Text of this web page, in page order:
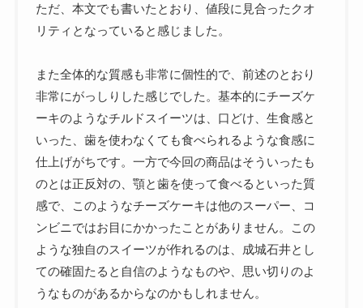
ただ、本文でも書いたとおり、値段に見合ったクオ
リティとなっていると感じました。
また全体的な質感も非常に個性的で、前述のとおり
非常にがっしりした感じでした。基本的にチーズケ
ーキのようなチルドスイーツは、口どけ、生食感と
いった、歯を使わなくても食べられるような食感に
仕上げがちです。一方で今回の商品はそういったも
のとは正反対の、顎と歯を使って食べるといった質
感で、このようなチーズケーキは他のスーパー、コ
ンビニではお目にかかったことがありません。この
ような独自のスイーツが作れるのは、成城石井とし
ての確固たると自信のようなものや、思い切りのよ
うなものがあるからなのかもしれません。